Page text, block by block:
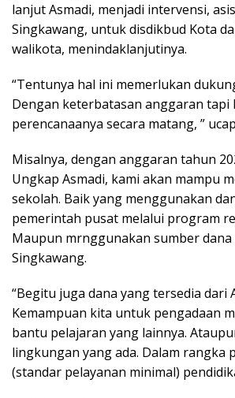
lanjut Asmadi, menjadi intervensi,
Singkawang, untuk disdikbud Kota
walikota, menindaklanjutinya.
“Tentunya hal ini memerlukan
Dengan keterbatasan anggaran tapi
perencanaanya secara matang, ”
Misalnya, dengan anggaran tahun
Ungkap Asmadi, kami akan mampu
sekolah. Baik yang menggunakan
pemerintah pusat melalui program
Maupun mrnggunakan sumber dana
Singkawang.
“Begitu juga dana yang tersedia dari
Kemampuan kita untuk pengadaan
bantu pelajaran yang lainnya.
lingkungan yang ada. Dalam rangka
(standar pelayanan minimal)